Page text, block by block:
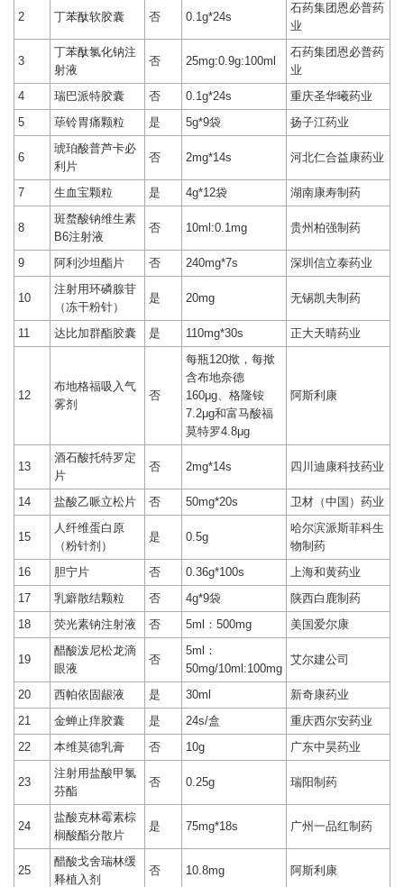
2 丁苯酞软胶囊 否 0.1g*24s
石药集团恩必普药
业
3
丁苯酞氯化钠注
射液
否 25mg:0.9g:100ml
石药集团恩必普药
业
4
瑞巴派特胶囊 否 0.1g*24s
重庆圣华曦药业
5
荜铃胃痛颗粒 是 5g*9袋 扬子江药业
6
琥珀酸普芦卡必
利片
否 2mg*14s 河北仁合益康药业
7 生血宝颗粒 是 4g*12袋 湖南康寿制药
8
斑蝥酸钠维生素
B6注射液
否 10ml:0.1mg 贵州柏强制药
9 阿利沙坦酯片 否 240mg*7s 深圳信立泰药业
10
注射用环磷腺苷
（冻干粉针）
是 20mg 无锡凯夫制药
11 达比加群酯胶囊 是 110mg*30s 正大天晴药业
12
布地格福吸入气
雾剂
否
每瓶120揿，每揿
含布地奈德
160μg、格隆铵
7.2μg和富马酸福
莫特罗4.8μg
阿斯利康
13
酒石酸托特罗定
片
否 2mg*14s 四川迪康科技药业
14 盐酸乙哌立松片 否 50mg*20s 卫材（中国）药业
15
人纤维蛋白原
（粉针剂）
是 0.5g
哈尔滨派斯菲科生
物制药
16
胆宁片 否 0.36g*100s
上海和黄药业
17
乳癖散结颗粒 否 4g*9袋
陕西白鹿制药
18
荧光素钠注射液 否 5ml：500mg 美国爱尔康
19
醋酸泼尼松龙滴
眼液
否
5ml：
50mg/10ml:100mg
艾尔建公司
20 西帕依固龈液 是 30ml
新奇康药业
21
金蝉止痒胶囊 是 24s/盒
重庆西尔安药业
22
本维莫德乳膏 否 10g 广东中昊药业
23
注射用盐酸甲氯
芬酯
否 0.25g 瑞阳制药
24
盐酸克林霉素棕
榈酸酯分散片
是 75mg*18s 广州一品红制药
25
醋酸戈舍瑞林缓
释植入剂
否 10.8mg 阿斯利康